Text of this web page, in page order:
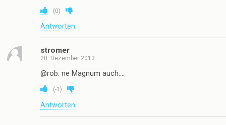
(0)
Antworten
stromer
20. Dezember 2013
@rob: ne Magnum auch….
(-1 )
Antworten